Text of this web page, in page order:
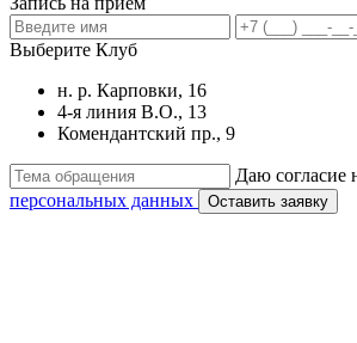
Выберите Клуб
н. р. Карповки, 16
4-я линия В.О., 13
Комендантский пр., 9
Даю согласие
персональных данных